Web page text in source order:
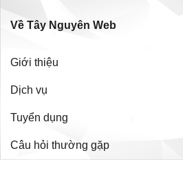
Về Tây Nguyên Web
Giới thiệu
Dịch vụ
Tuyển dụng
Câu hỏi thường gặp